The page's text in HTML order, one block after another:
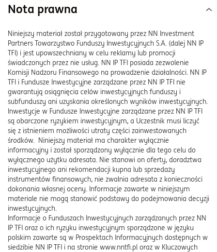
Nota prawna
Niniejszy materiał został przygotowany przez NN Investment
Partners Towarzystwo Funduszy Inwestycyjnych S.A. (dalej NN IP
TFI) i jest upowszechniany w celu reklamy lub promocji
świadczonych przez nie usług. NN IP TFI posiada zezwolenie
Komisji Nadzoru Finansowego na prowadzenie działalności. NN IP
TFI i Fundusze Inwestycyjne zarządzane przez NN IP TFI nie
gwarantują osiągnięcia celów inwestycyjnych funduszy i
subfunduszy ani uzyskania określonych wyników inwestycyjnych.
Inwestycje w Fundusze Inwestycyjne zarządzane przez NN IP TFI
są obarczone ryzykiem inwestycyjnym, a Uczestnik musi liczyć
się z istnieniem możliwości utraty części zainwestowanych
środków. Niniejszy materiał ma charakter wyłącznie
informacyjny i został sporządzony wyłącznie dla tego celu do
wyłącznego użytku adresata. Nie stanowi on oferty, doradztwa
inwestycyjnego ani rekomendacji kupna lub sprzedaży
instrumentów finansowych, nie zwalnia adresata z konieczności
dokonania własnej oceny. Informacje zawarte w niniejszym
materiale nie mogą stanowić podstawy do podejmowania decyzji
inwestycyjnych.
Informacje o Funduszach Inwestycyjnych zarządzanych przez NN
IP TFI oraz o ich ryzyku inwestycyjnym sporządzone w języku
polskim zawarte są w Prospektach Informacyjnych dostępnych w
siedzibie NN IP TFI i na stronie www.nntfi.pl oraz w Kluczowych